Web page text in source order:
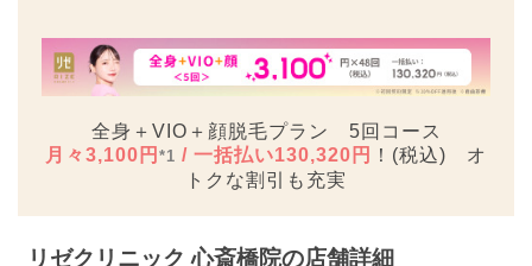
全身＋VIO＋顔脱毛プラン 5回コース
月々3,100円 *1 / 一括払い130,320円
！(税込) オ
トクな割引も充実
リゼクリニック 心斎橋院の店舗詳細